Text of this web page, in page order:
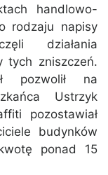
handlowo-
rodzaju napisy
działania
tych zniszczeń.
pozwolił na
Ustrzyk
pozostawiał
budynków
ponad 15